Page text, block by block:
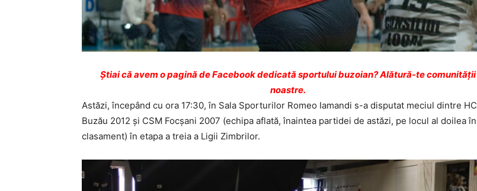
Ştiai că avem o pagină de Facebook dedicată sportului buzoian? Alătură-te comunității
noastre.
Astăzi, începând cu ora 17:30, în Sala Sporturilor Romeo Iamandi s-a disputat meciul dintre HC
Buzău 2012 și CSM Focșani 2007 (echipa aflată, înaintea partidei de astăzi, pe locul al doilea în
clasament) în etapa a treia a Ligii Zimbrilor.